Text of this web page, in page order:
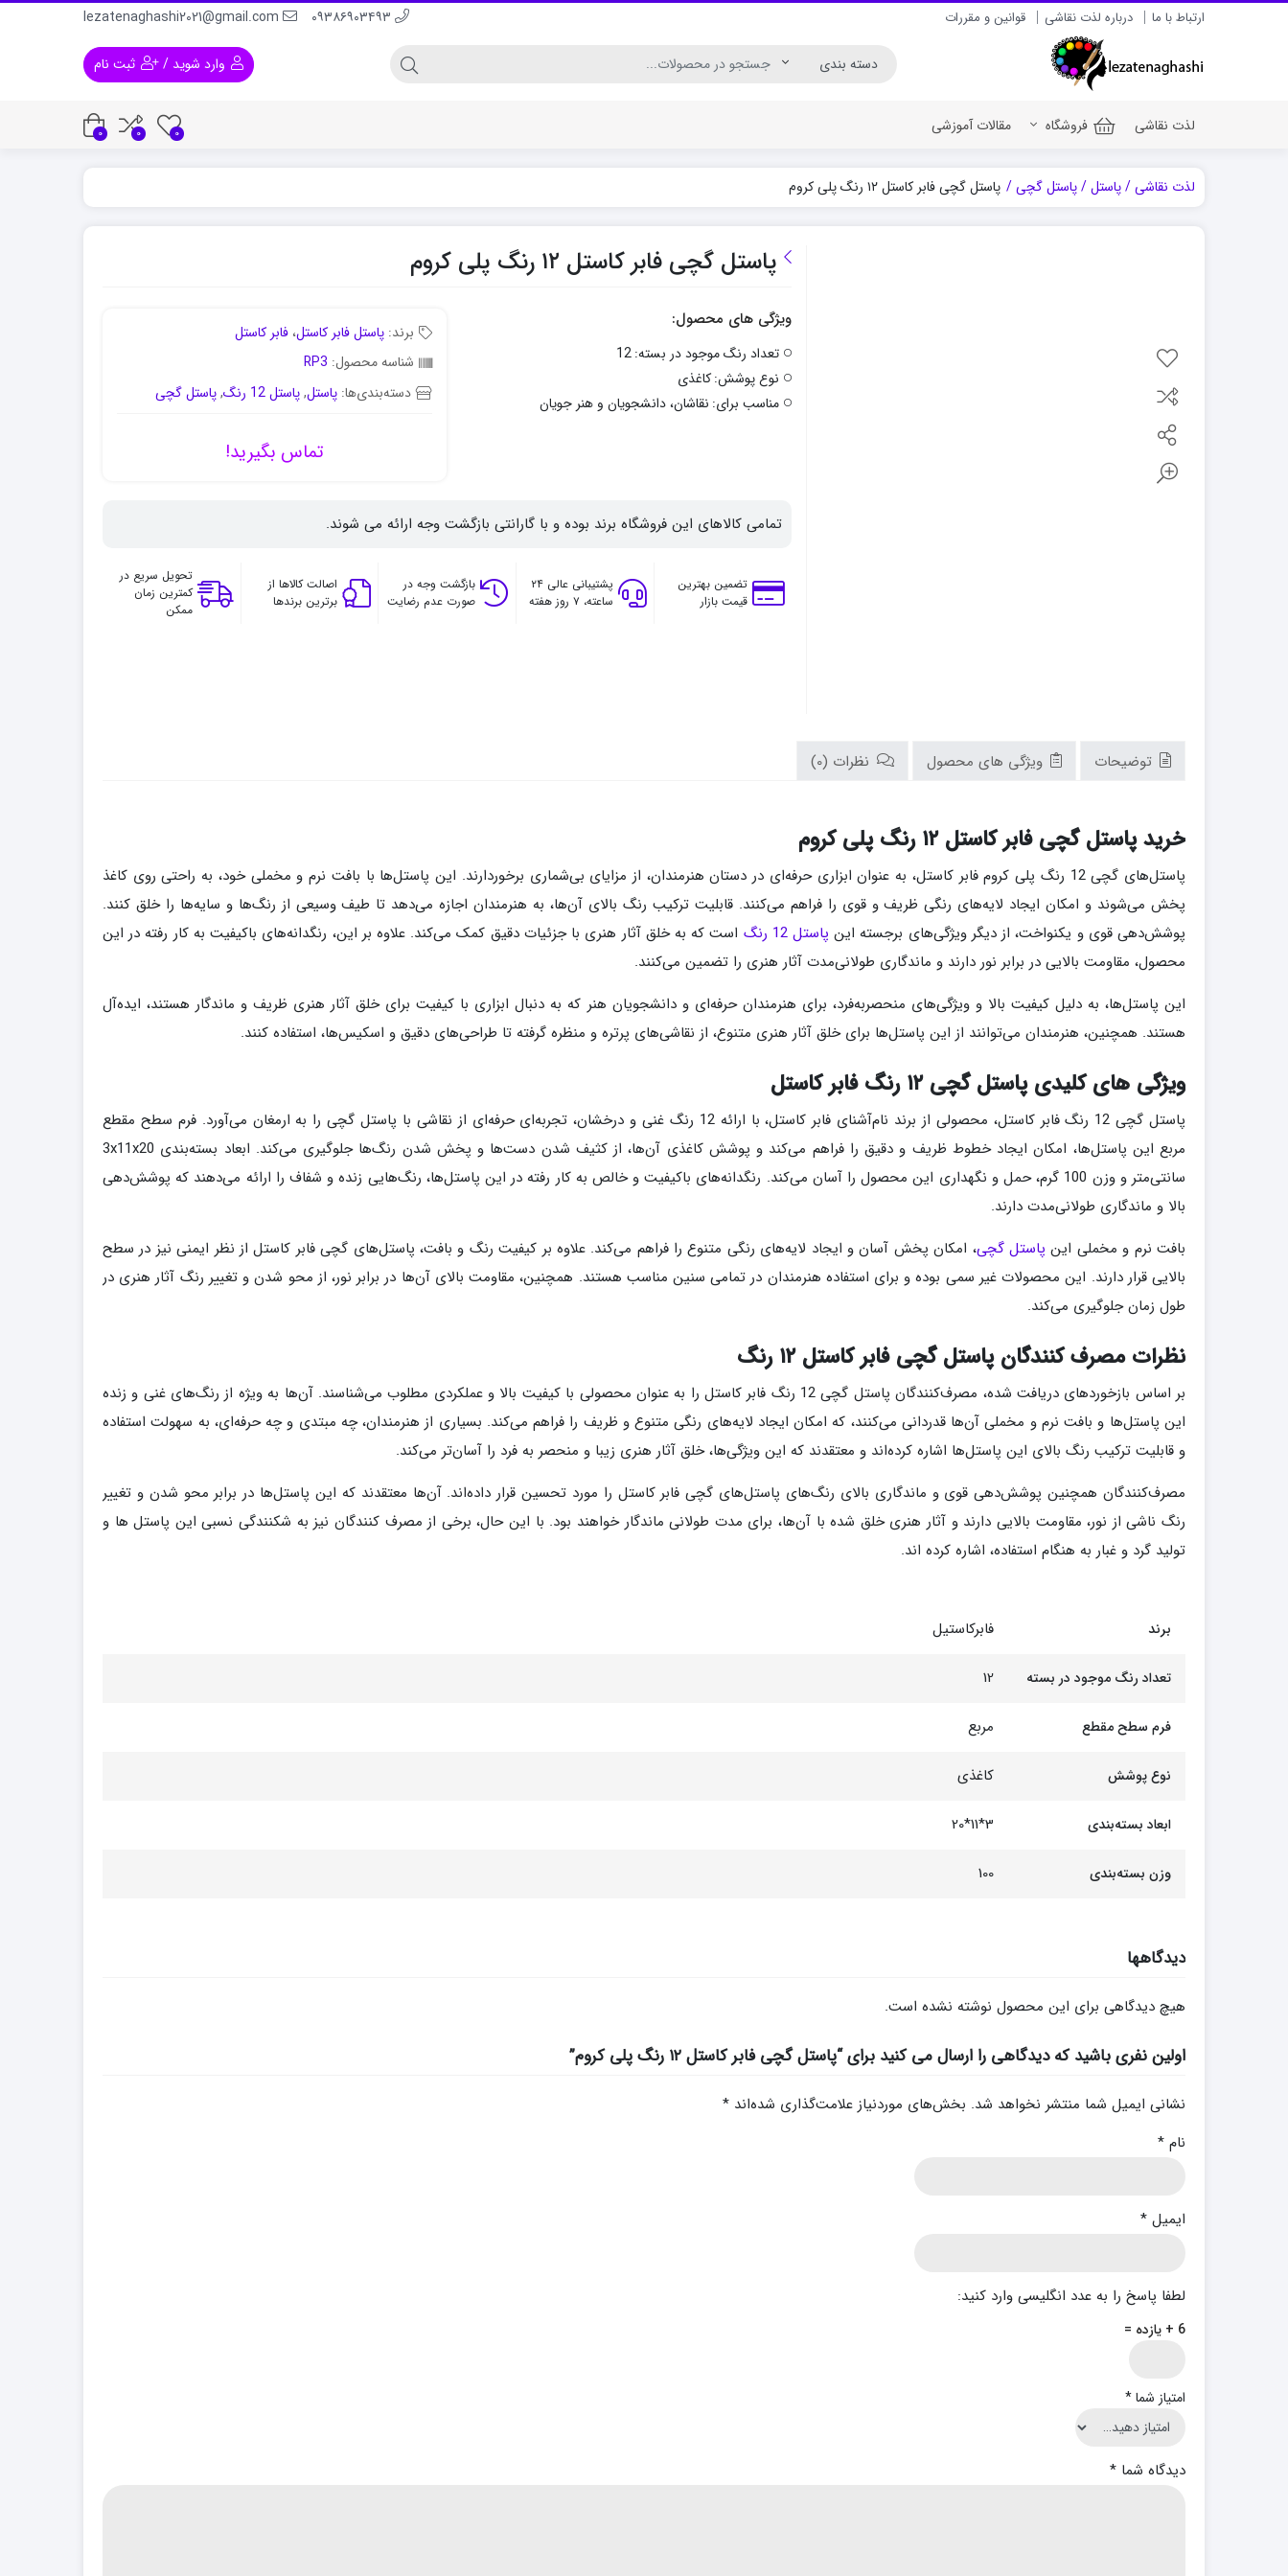
ارتباط با ما درباره لذت نقاشی قوانین و مقررات
وارد شوید / ثبت نام
لذت نقاشی فروشگاه مقالات آموزشی 0
0
0
لذت نقاشی پاستل پاستل گچی پاستل گچی فابر کاستل ۱۲ رنگ پلی کروم
پاستل گچی فابر کاستل ۱۲ رنگ پلی کروم
ویژگی های محصول:
تعداد رنگ موجود در بسته: 12
نوع پوشش: کاغذی
مناسب برای: نقاشان، دانشجویان و هنر جویان
برند: پاستل فابر کاستل، فابر کاستل
شناسه محصول: RP3
دسته‌بندی‌ها: پاستل,پاستل 12 رنگ ,پاستل گچی
تماس بگیرید!
تمامی کالاهای این فروشگاه برند بوده و با گارانتی بازگشت وجه ارائه می شوند.
تضمین بهترین
قیمت بازار
پشتیبانی عالی ۲۴
ساعته، ۷ روز هفته
بازگشت وجه در
صورت عدم رضایت
اصالت کالاها از
برترین برندها
تحویل سریع در
کمترین زمان
ممکن
توضیحات ویژگی های محصول نظرات (0)
خرید پاستل گچی فابر کاستل ۱۲ رنگ پلی کروم
پاستل‌های گچی 12 رنگ پلی کروم فابر کاستل، به عنوان ابزاری حرفه‌ای در دستان هنرمندان، از مزایای بی‌شماری برخوردارند. این پاستل‌ها با بافت نرم و مخملی خود، به راحتی روی کاغذ
پخش می‌شوند و امکان ایجاد لایه‌های رنگی ظریف و قوی را فراهم می‌کنند. قابلیت ترکیب رنگ بالای آن‌ها، به هنرمندان اجازه می‌دهد تا طیف وسیعی از رنگ‌ها و سایه‌ها را خلق کنند.
پوشش‌دهی قوی و یکنواخت، از دیگر ویژگی‌های برجسته این پاستل 12 رنگ
است که به خلق آثار هنری با جزئیات دقیق کمک می‌کند. علاوه بر این، رنگدانه‌های باکیفیت به کار رفته در این
محصول، مقاومت بالایی در برابر نور دارند و ماندگاری طولانی‌مدت آثار هنری را تضمین می‌کنند.
این پاستل‌ها، به دلیل کیفیت بالا و ویژگی‌های منحصربه‌فرد، برای هنرمندان حرفه‌ای و دانشجویان هنر که به دنبال ابزاری با کیفیت برای خلق آثار هنری ظریف و ماندگار هستند، ایده‌آل
هستند. همچنین، هنرمندان می‌توانند از این پاستل‌ها برای خلق آثار هنری متنوع، از نقاشی‌های پرتره و منظره گرفته تا طراحی‌های دقیق و اسکیس‌ها، استفاده کنند.
ویژگی های کلیدی پاستل گچی ۱۲ رنگ فابر کاستل
پاستل گچی 12 رنگ فابر کاستل، محصولی از برند نام‌آشنای فابر کاستل، با ارائه 12 رنگ غنی و درخشان، تجربه‌ای حرفه‌ای از نقاشی با پاستل گچی را به ارمغان می‌آورد. فرم سطح مقطع
مربع این پاستل‌ها، امکان ایجاد خطوط ظریف و دقیق را فراهم می‌کند و پوشش کاغذی آن‌ها، از کثیف شدن دست‌ها و پخش شدن رنگ‌ها جلوگیری می‌کند. ابعاد بسته‌بندی 3x11x20
سانتی‌متر و وزن 100 گرم، حمل و نگهداری این محصول را آسان می‌کند. رنگدانه‌های باکیفیت و خالص به کار رفته در این پاستل‌ها، رنگ‌هایی زنده و شفاف را ارائه می‌دهند که پوشش‌دهی
بالا و ماندگاری طولانی‌مدت دارند.
بافت نرم و مخملی این پاستل گچی، امکان پخش آسان و ایجاد لایه‌های رنگی متنوع را فراهم می‌کند. علاوه بر کیفیت رنگ و بافت، پاستل‌های گچی فابر کاستل از نظر ایمنی نیز در سطح
بالایی قرار دارند. این محصولات غیر سمی بوده و برای استفاده هنرمندان در تمامی سنین مناسب هستند. همچنین، مقاومت بالای آن‌ها در برابر نور، از محو شدن و تغییر رنگ آثار هنری در
طول زمان جلوگیری می‌کند.
نظرات مصرف کنندگان پاستل گچی فابر کاستل ۱۲ رنگ
بر اساس بازخوردهای دریافت شده، مصرف‌کنندگان پاستل گچی 12 رنگ فابر کاستل را به عنوان محصولی با کیفیت بالا و عملکردی مطلوب می‌شناسند. آن‌ها به ویژه از رنگ‌های غنی و زنده
این پاستل‌ها و بافت نرم و مخملی آن‌ها قدردانی می‌کنند، که امکان ایجاد لایه‌های رنگی متنوع و ظریف را فراهم می‌کند. بسیاری از هنرمندان، چه مبتدی و چه حرفه‌ای، به سهولت استفاده
و قابلیت ترکیب رنگ بالای این پاستل‌ها اشاره کرده‌اند و معتقدند که این ویژگی‌ها، خلق آثار هنری زیبا و منحصر به فرد را آسان‌تر می‌کند.
مصرف‌کنندگان همچنین پوشش‌دهی قوی و ماندگاری بالای رنگ‌های پاستل‌های گچی فابر کاستل را مورد تحسین قرار داده‌اند. آن‌ها معتقدند که این پاستل‌ها در برابر محو شدن و تغییر
رنگ ناشی از نور، مقاومت بالایی دارند و آثار هنری خلق شده با آن‌ها، برای مدت طولانی ماندگار خواهند بود. با این حال، برخی از مصرف کنندگان نیز به شکنندگی نسبی این پاستل ها و
تولید گرد و غبار به هنگام استفاده، اشاره کرده اند.
برند فابرکاستیل
تعداد رنگ موجود در بسته 12
فرم سطح مقطع مربع
نوع پوشش کاغذی
ابعاد بسته‌بندی 3*11*20
وزن بسته‌بندی 100
دیدگاهها
هیچ دیدگاهی برای این محصول نوشته نشده است.
اولین نفری باشید که دیدگاهی را ارسال می کنید برای “پاستل گچی فابر کاستل ۱۲ رنگ پلی کروم”
نشانی ایمیل شما منتشر نخواهد شد. بخش‌های موردنیاز علامت‌گذاری شده‌اند *
نام *
ایمیل *
لطفا پاسخ را به عدد انگلیسی وارد کنید:
6 + یازده =
امتیاز شما*
دیدگاه شما *